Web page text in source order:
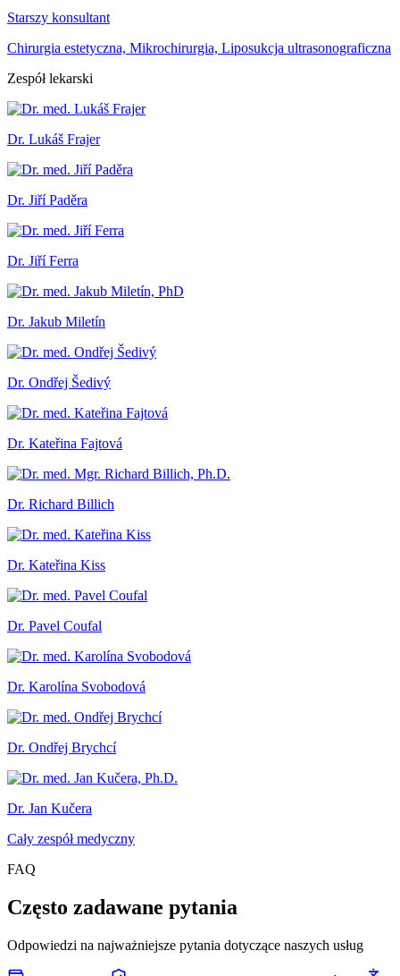
Starszy konsultant
Chirurgia estetyczna, Mikrochirurgia, Liposukcja ultrasonograficzna
Zespół lekarski
Dr. Lukáš Frajer
Dr. Jiří Paděra
Dr. Jiří Ferra
Dr. Jakub Miletín
Dr. Ondřej Šedivý
Dr. Kateřina Fajtová
Dr. Richard Billich
Dr. Kateřina Kiss
Dr. Pavel Coufal
Dr. Karolína Svobodová
Dr. Ondřej Brychcí
Dr. Jan Kučera
Cały zespół medyczny
FAQ
Często zadawane pytania
Odpowiedzi na najważniejsze pytania dotyczące naszych usług